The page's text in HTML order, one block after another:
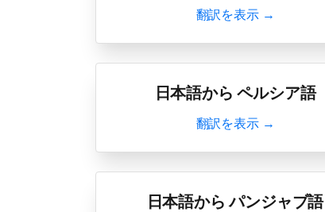
翻訳を表示 →
日本語から ペルシア語
翻訳を表示 →
日本語から パンジャブ語